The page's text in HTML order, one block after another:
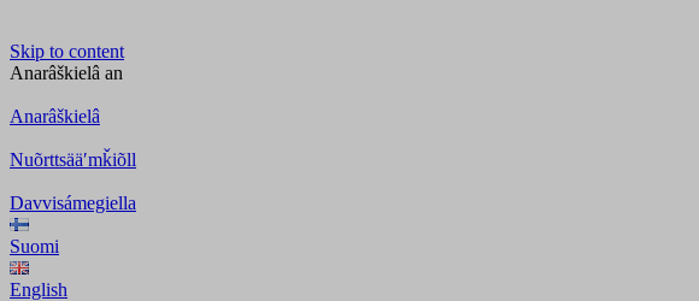
Skip to content
Anarâškielâ an
Anarâškielâ
Nuõrttsääʹmǩiõll
Davvisámegiella
Suomi
English